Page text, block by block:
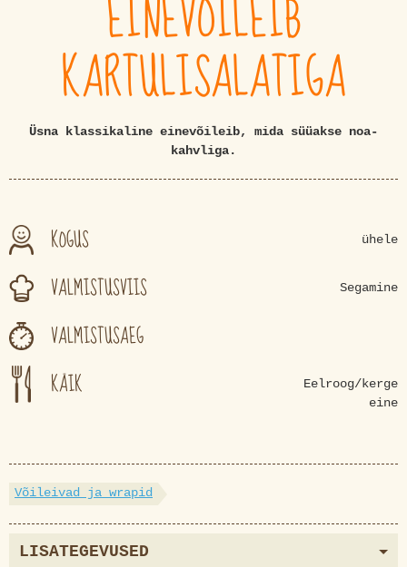
EINEVÕILEIB
KARTULISALATIGA
Üsna klassikaline einevõileib, mida süüakse noa-
kahvliga.
KOGUS ühele
VALMISTUSVIIS Segamine
VALMISTUSAEG
KÄIK
Eelroog/kerge
eine
Võileivad ja wrapid
LISATEGEVUSED